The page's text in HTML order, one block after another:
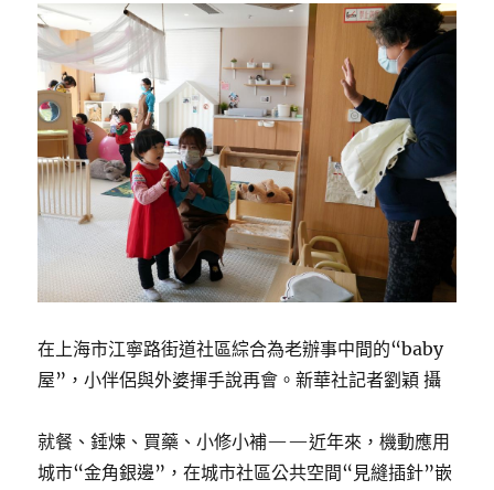
在上海市江寧路街道社區綜合為老辦事中間的“baby
屋”，小伴侶與外婆揮手說再會。新華社記者劉穎 攝
就餐、錘煉、買藥、小修小補——近年來，機動應用
城市“金角銀邊”，在城市社區公共空間“見縫插針”嵌